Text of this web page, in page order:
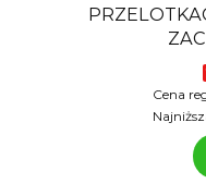
Cena